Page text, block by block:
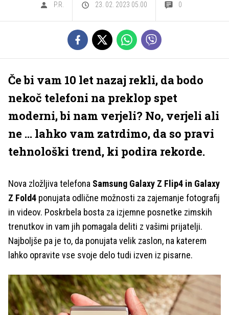
P.R. 23. 02. 2023 05.00 0
Če bi vam 10 let nazaj rekli, da bodo
nekoč telefoni na preklop spet
moderni, bi nam verjeli? No, verjeli ali
ne ... lahko vam zatrdimo, da so pravi
tehnološki trend, ki podira rekorde.
Nova zložljiva telefona Samsung Galaxy Z Flip4 in Galaxy
Z Fold4 ponujata odlične možnosti za zajemanje fotografij
in videov. Poskrbela bosta za izjemne posnetke zimskih
trenutkov in vam jih pomagala deliti z vašimi prijatelji.
Najboljše pa je to, da ponujata velik zaslon, na katerem
lahko opravite vse svoje delo tudi izven iz pisarne.